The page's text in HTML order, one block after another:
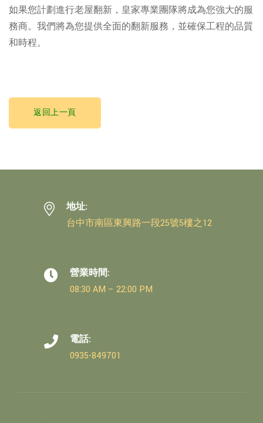
如果您計劃進行老屋翻新，皇家專業團隊將成為您強大的服
務商。我們將為您提供全面的翻新服務，並確保工程的品質
和時程。
返回上一頁
地址:
台中市南區東興路一段25號5樓之12
營業時間:
08:30 AM – 22:00 PM
電話:
0935-849701